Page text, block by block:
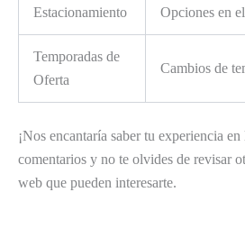
Estacionamiento Opciones en
Temporadas de
Oferta
Cambios de
¡Nos encantaría saber tu experiencia
comentarios y no te olvides de revisar
web que pueden interesarte.